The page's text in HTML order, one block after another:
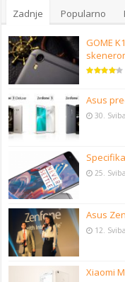
Zadnje Popularno
GOME
Asus
30.
25.
Asus
12.
Xiaomi